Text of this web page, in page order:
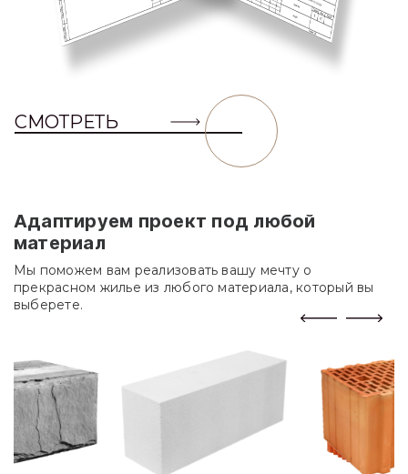
СМОТРЕТЬ
Адаптируем проект под любой
материал
Мы поможем вам реализовать вашу мечту о
прекрасном жилье из любого материала, который вы
выберете.